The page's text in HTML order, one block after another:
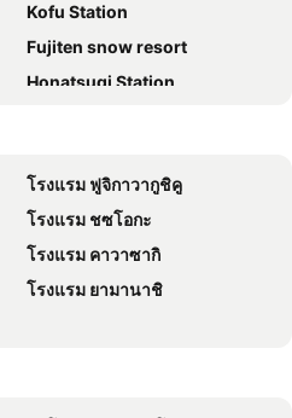
Kawaguchiko Park Hotel
Sawa Hotel
รีสอร์ท อินน์ ฟุโยะ
Mizno Hotel
Fuji Outlet Hot Spring Hotel
Megu Fuji 2021
Kaze no Terrace Kukuna
Kofu Station
Fujiten snow resort
Honatsugi Station
Oshino Hakkai
Shuzenji
MOA Museum of Art
Kinomiya Shrine
โรงแรม ฟูจิกาวากูชิคู
โรงแรม ชซโอกะ
โรงแรม คาวาซากิ
โรงแรม ยามานาชิ